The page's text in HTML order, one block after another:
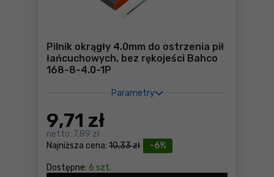
Pilnik okrągły 4.0mm do ostrzenia pił
łańcuchowych, bez rękojeści Bahco
168-8-4.0-1P
Parametry
-6%
Najniższa cena: 10,33 zł
9,71 zł
netto: 7,89 zł
Dostępne: 6 szt.